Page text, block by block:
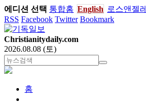
에디션 선택 통합홈 English 로스앤젤
RSS Facebook Twitter Bookmark
Christianitydaily.com
2026.08.08 (토)
홈